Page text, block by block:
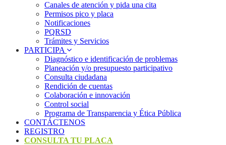
Canales de atención y pida una cita
Permisos pico y placa
Notificaciones
PQRSD
Trámites y Servicios
PARTICIPA
Diagnóstico e identificación de problemas
Planeación y/o presupuesto participativo​
Consulta ciudadana
Rendición de cuentas
Colaboración e innovación
Control social
Programa de Transparencia y Ética Pública
CONTÁCTENOS
REGISTRO
CONSULTA TU PLACA